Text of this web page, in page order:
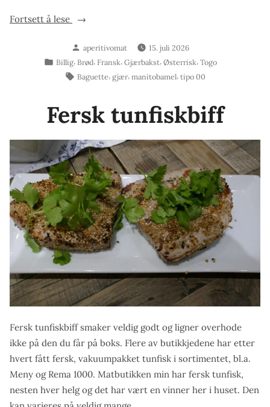
Fortsett å lese «Baguetter»
Skrevet
av
aperitivomat
15. juli 2026
Publisert
Billig, Brød, Fransk, Gjærbakst, Østerrisk, Togo
Stikkord:
Baguette, gjær, manitobamel, tipo 00
Fersk tunfiskbiff
Fersk tunfiskbiff smaker veldig godt og ligner overhode
ikke på den du får på boks. Flere av butikkjedene har etter
hvert fått fersk, vakuumpakket tunfisk i sortimentet, bl.a.
Meny og Rema 1000. Matbutikken min har fersk tunfisk,
nesten hver helg og det har vært en vinner her i huset. Den